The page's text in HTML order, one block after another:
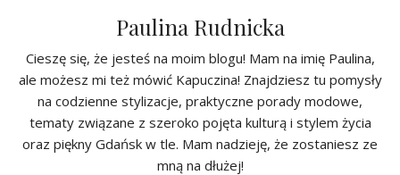
Paulina Rudnicka
Cieszę się, że jesteś na moim blogu! Mam na imię Paulina,
ale możesz mi też mówić Kapuczina! Znajdziesz tu pomysły
na codzienne stylizacje, praktyczne porady modowe,
tematy związane z szeroko pojęta kulturą i stylem życia
oraz piękny Gdańsk w tle. Mam nadzieję, że zostaniesz ze
mną na dłużej!